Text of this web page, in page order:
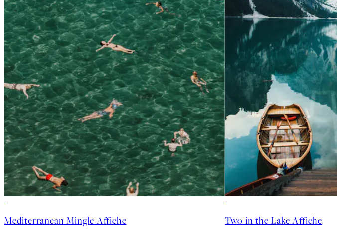
Mediterranean Mingle Affiche Two in the Lake Affiche